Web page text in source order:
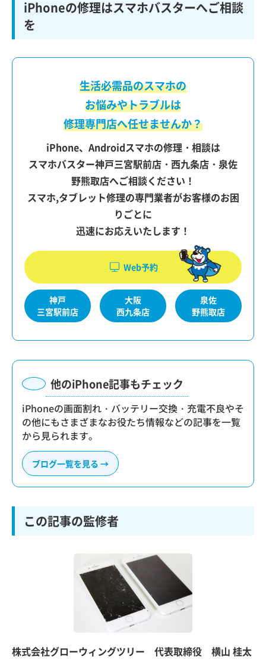
iPhoneの修理はスマホバスターへご相談
を
生活必需品のスマホの
お悩みやトラブルは
修理専門店へ任せませんか？
iPhone、Androidスマホの修理・相談は
スマホバスター神戸三宮駅前店・西九条店・泉佐
野熊取店へご相談ください！
スマホ,タブレット修理の専門業者がお客様のお困
りごとに
迅速にお応えいたします！
Web予約
神戸
三宮駅前店
大阪
西九条店
泉佐
野熊取店
他のiPhone記事もチェック
iPhoneの画面割れ・バッテリー交換・充電不良やそ
の他にもさまざまなお役たち情報などの記事を一覧
から見られます。
ブログ一覧を見る →
この記事の監修者
株式会社グローウィングツリー 代表取締役 横山 桂太